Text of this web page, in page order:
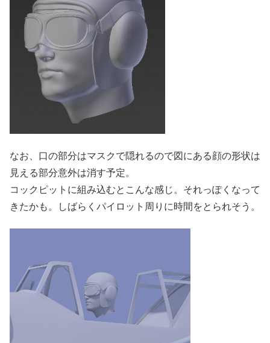
なお、口の部分はマスクで隠れるので図にある顔の形状は
見える部分意外は消す予定。
コックピットに組み込むとこんな感じ。それっぽくなって
きたかも。しばらくパイロット周りに時間をとられそう。